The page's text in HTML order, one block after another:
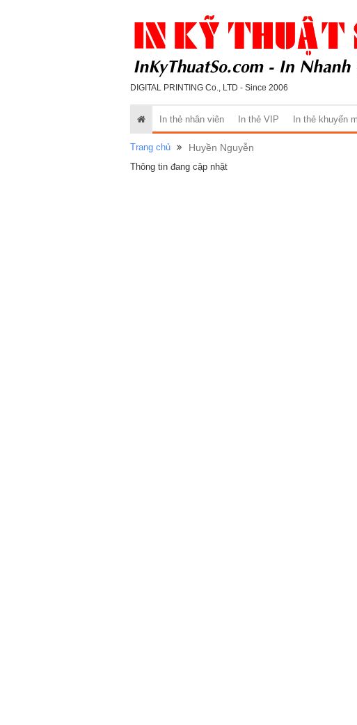
DIGITAL PRINTING Co., LTD - Since 2006
In thẻ nhân viên In thẻ VIP In thẻ khuyến
Trang chủ Huyền Nguyễn
Thông tin đang cập nhật